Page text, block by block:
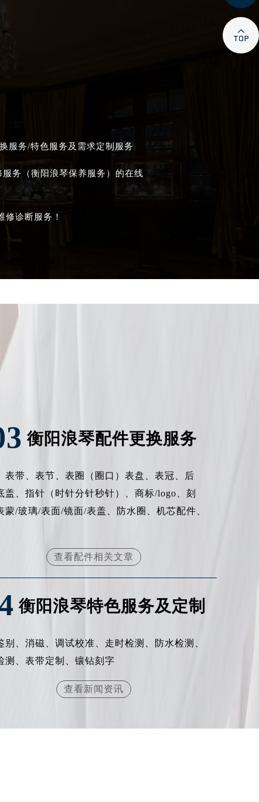
预约）
服务/特色服务及需求定制服务
务（衡阳浪琴保养服务）的在线
诊断服务！
衡阳浪琴配件更换服务
表带、表节、表圈（圈口）表盘、表冠、后
盖、指针（时针分针秒针）、商标/logo、刻
蒙/玻璃/表面/镜面/表盖、防水圈、机芯配件、
查看配件相关文章
衡阳浪琴特色服务及定制
别、消磁、调试校准、走时检测、防水检测、
测、表带定制、镶钻刻字
查看新闻资讯
